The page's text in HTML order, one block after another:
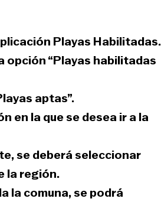
Playas Habilitadas.
opción “Playas habilitadas
aptas”.
en la que se desea ir a la
se deberá seleccionar
la región.
la comuna, se podrá